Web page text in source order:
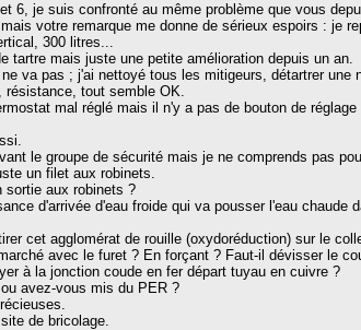
6, je suis confronté au même problème que vous
votre remarque me donne de sérieux espoirs : je
300 litres...
tartre mais juste une petite amélioration depuis un an.
va pas ; j'ai nettoyé tous les mitigeurs, détartrer une
tout semble OK.
mal réglé mais il n'y a pas de bouton de
le groupe de sécurité mais je ne comprends pas
un filet aux robinets.
sortie aux robinets ?
d'arrivée d'eau froide qui va pousser l'eau chaude
cet agglomérat de rouille (oxydoréduction) sur le
avec le furet ? En forçant ? Faut-il dévisser le
à la jonction coude en fer départ tuyau en cuivre ?
avez-vous mis du PER ?
de bricolage.